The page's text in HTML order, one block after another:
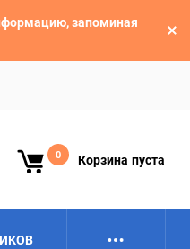
запоминая
0 Корзина пуста